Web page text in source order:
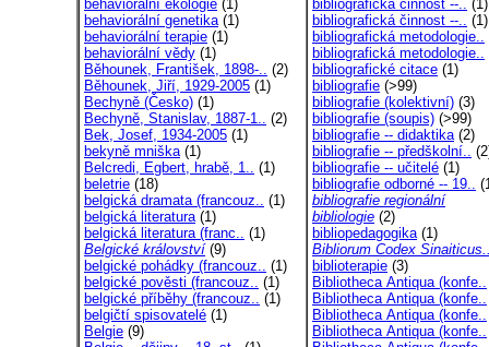
behaviorální ekologie (1)
behaviorální genetika(1)
behaviorální terapie (1)
behaviorální vědy (1)
Běhounek, František, 1898-.. (2)
Běhounek, Jiří, 1929-2005 (1)
Bechyně (Česko) (1)
Bechyně, Stanislav, 1887-1.. (2)
Bek, Josef, 1934-2005 (1)
bekyně mniška(1)
Belcredi, Egbert, hrabě, 1.. (1)
beletrie (18)
belgická dramata (francouz.. (1)
belgická literatura(1)
belgická literatura (franc.. (1)
Belgické království(9)
belgické pohádky (francouz.. (1)
belgické pověsti (francouz.. (1)
belgické příběhy (francouz.. (1)
belgičtí spisovatelé (1)
Belgie (9)
bibliografická činnost --.. (1)
bibliografická činnost --.. (1)
bibliografická metodologie..
bibliografická metodologie..
bibliografické citace (1)
bibliografie (>99)
bibliografie (kolektivní) (3)
bibliografie (soupis) (>99)
bibliografie -- didaktika(2)
bibliografie -- předškolní..
bibliografie -- učitelé (1)
bibliografie odborné -- 19..
bibliografie regionální
bibliologie (2)
bibliopedagogika(1)
Bibliorum Codex
biblioterapie (3)
Bibliotheca Antiqua (konfe..
Bibliotheca Antiqua (konfe..
Bibliotheca Antiqua (konfe..
Bibliotheca Antiqua (konfe..